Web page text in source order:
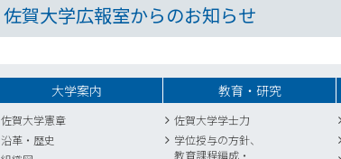
佐賀大学広報室からのお知らせ
大学案内
佐賀大学憲章
沿革・歴史
教育・研究
佐賀大学学士力
学位授与の方針、
教育課程編成・